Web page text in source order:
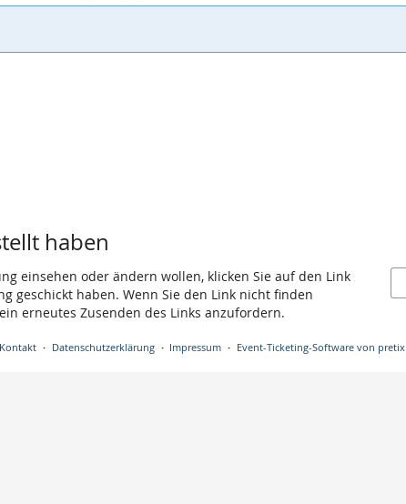
haben
einsehen oder ändern wollen, klicken Sie auf den Link
geschickt haben. Wenn Sie den Link nicht finden
erneutes Zusenden des Links anzufordern.
Kontakt Datenschutzerklärung Impressum Event-Ticketing-Software von pretix